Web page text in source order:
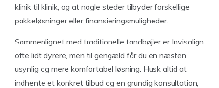
klinik til klinik, og at nogle steder tilbyder forskellige
pakkeløsninger eller finansieringsmuligheder.
Sammenlignet med traditionelle tandbøjler er Invisalign
ofte lidt dyrere, men til gengæld får du en næsten
usynlig og mere komfortabel løsning. Husk altid at
indhente et konkret tilbud og en grundig konsultation,